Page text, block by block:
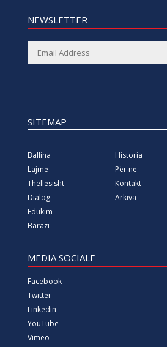
NEWSLETTER
SITEMAP
Ballina
Lajme
Thellësisht
Dialog
Edukim
Barazi
Historia
Për ne
Kontakt
Arkiva
MEDIA SOCIALE
Facebook
Twitter
Linkedin
YouTube
Vimeo